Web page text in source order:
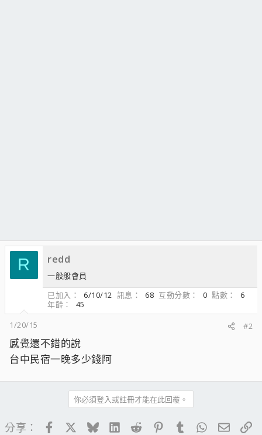
R redd
一般般會員
已加入
6/10/12 訊息 68 互動分數 0 點數
6
年齡
45
1/20/15
#2
感覺還不錯的說
台中民宿一晚多少錢阿
你必須登入或註冊才能在此回覆。
分享： FacebookBlueskyLinkedIn
Reddit PinterestTumblrWhatsApp
電子